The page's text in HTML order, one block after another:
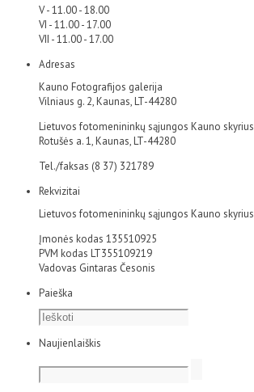
V - 11.00 - 18.00
VI - 11.00 - 17.00
VII - 11.00 - 17.00
Adresas
Kauno Fotografijos galerija
Vilniaus g. 2, Kaunas, LT-44280
Lietuvos fotomenininkų sąjungos Kauno skyrius
Rotušės a. 1, Kaunas, LT-44280
Tel./faksas (8 37) 321789
Rekvizitai
Lietuvos fotomenininkų sąjungos Kauno skyrius
Įmonės kodas 135510925
PVM kodas LT355109219
Vadovas Gintaras Česonis
Paieška
Naujienlaiškis